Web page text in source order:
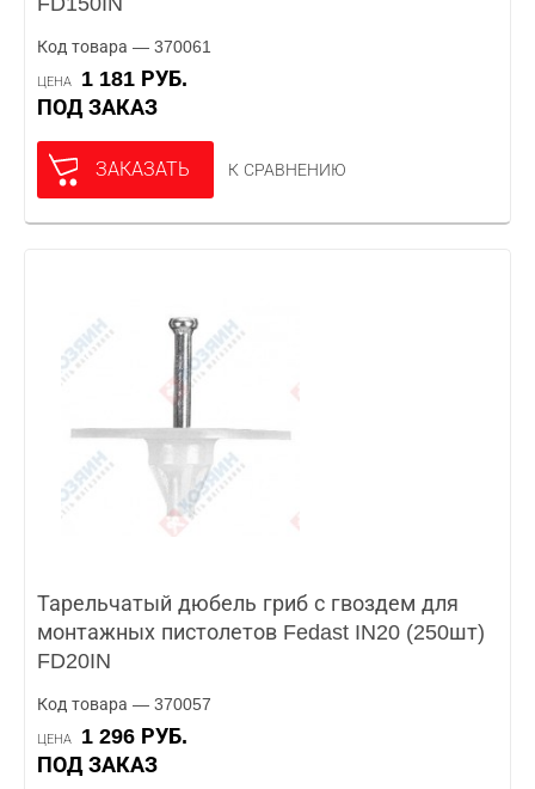
Код товара — 370061
ЦЕНА
1 181 РУБ.
ПОД ЗАКАЗ
ЗАКАЗАТЬ К СРАВНЕНИЮ
Тарельчатый дюбель гриб с гвоздем для
монтажных пистолетов Fedast IN20 (250шт)
FD20IN
Код товара — 370057
ЦЕНА
1 296 РУБ.
ПОД ЗАКАЗ